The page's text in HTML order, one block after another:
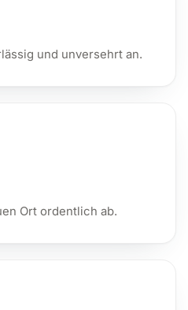
und unversehrt an.
Ort ordentlich ab.